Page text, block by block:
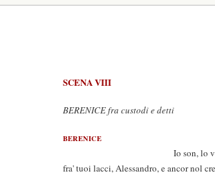
SCENA VIII
BERENICE fra custodi e detti
BERENICE
Io son, lo
fra' tuoi lacci, Alessandro, e ancor nol